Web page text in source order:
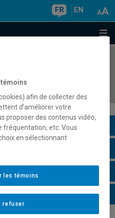
FR EN
afin de collecter des
d’améliorer votre
proposer des contenus vidéo,
fréquentation, etc. Vous
en sélectionnant
refuser
les témoins